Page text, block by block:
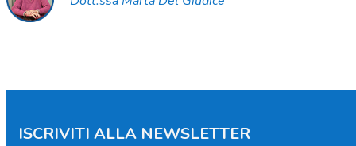
ISCRIVITI ALLA NEWSLETTER